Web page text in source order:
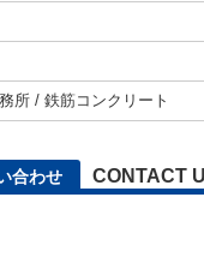
所 / 鉄筋コンクリート
合わせ CONTACT